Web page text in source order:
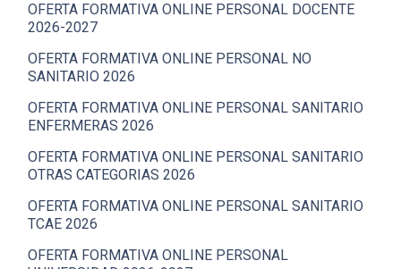
OFERTA FORMATIVA ONLINE PERSONAL DOCENTE
2026-2027
OFERTA FORMATIVA ONLINE PERSONAL NO
SANITARIO 2026
OFERTA FORMATIVA ONLINE PERSONAL SANITARIO
ENFERMERAS 2026
OFERTA FORMATIVA ONLINE PERSONAL SANITARIO
OTRAS CATEGORIAS 2026
OFERTA FORMATIVA ONLINE PERSONAL SANITARIO
TCAE 2026
OFERTA FORMATIVA ONLINE PERSONAL